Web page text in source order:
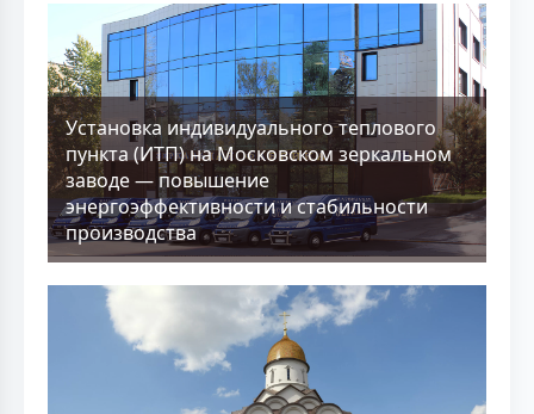
Установка индивидуального теплового
пункта (ИТП) на Московском зеркальном
заводе — повышение
энергоэффективности и стабильности
производства